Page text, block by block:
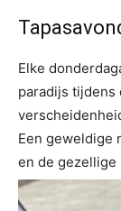
Elke
paradijs tijdens
Een geweldige
en de